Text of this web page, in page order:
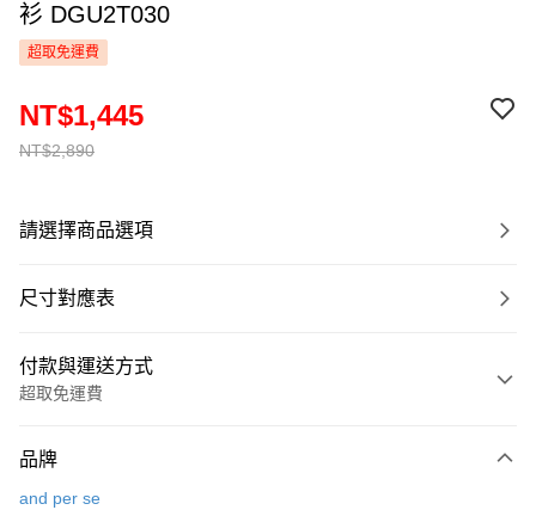
衫 DGU2T030
超取免運費
NT$2,890
NT$1,445
請選擇商品選項
尺寸對應表
付款與運送方式
超取免運費
信用卡一次付款
品牌
and per se